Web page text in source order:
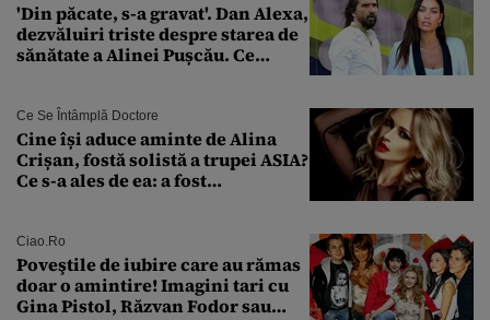
'Din păcate, s-a gravat'. Dan Alexa,
dezvăluiri triste despre starea de
sănătate a Alinei Pușcău. Ce
Ce Se Întâmplă Doctore
Cine își aduce aminte de Alina
Crișan, fostă solistă a trupei ASIA?
Ce s-a ales de ea: a fost
Ciao.ro
Poveştile de iubire care au rămas
doar o amintire! Imagini tari cu
Gina Pistol, Răzvan Fodor sau